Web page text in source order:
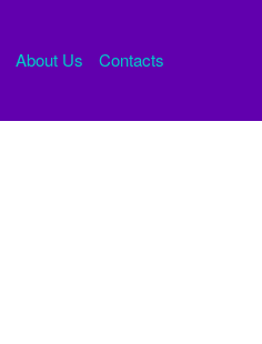
About Us Contacts